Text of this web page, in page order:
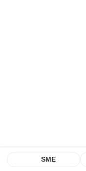
SME